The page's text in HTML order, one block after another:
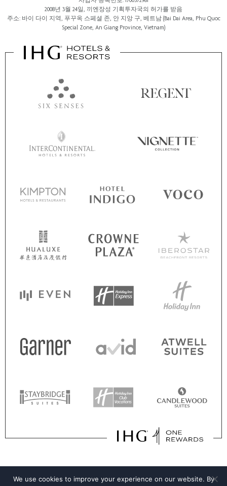
2008년 3월 24일, 끼엔장성 기획투자국의 허가를 받음
주소: 바이 다이 지역, 푸꾸옥 스페셜 존, 안 지앙 구, 베트남 (Bai Dai Area, Phu Quoc
Special Zone, An Giang Province, Vietnam)
We use cookies to improve your experience on our website. By